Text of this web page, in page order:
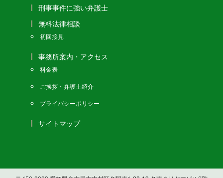
刑事事件に強い弁護士
無料法律相談
初回接見
事務所案内・アクセス
料金表
ご挨拶・弁護士紹介
プライバシーポリシー
サイトマップ